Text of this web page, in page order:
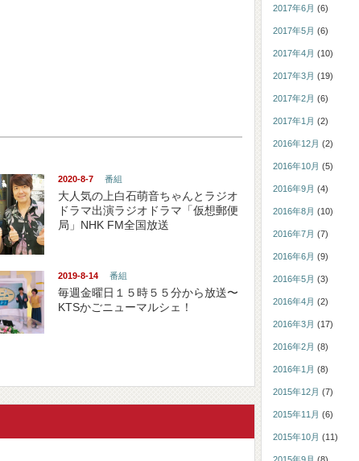
2020-8-7 番組
大人気の上白石萌音ちゃんとラジオ
ドラマ出演ラジオドラマ「仮想郵便
局」NHK FM全国放送
2019-8-14 番組
毎週金曜日１５時５５分から放送〜
KTSかごニューマルシェ！
2017年6月 (6)
2017年5月 (6)
2017年4月 (10)
2017年3月 (19)
2017年2月 (6)
2017年1月 (2)
2016年12月 (2)
2016年10月 (5)
2016年9月 (4)
2016年8月 (10)
2016年7月 (7)
2016年6月 (9)
2016年5月 (3)
2016年4月 (2)
2016年3月 (17)
2016年2月 (8)
2016年1月 (8)
2015年12月 (7)
2015年11月 (6)
2015年10月 (11)